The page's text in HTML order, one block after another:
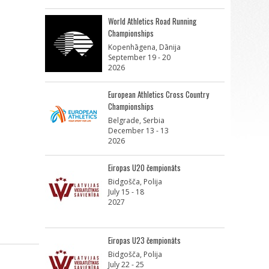
World Athletics Road Running
Championships
Kopenhāgena, Dānija
September 19 - 20
2026
European Athletics Cross Country
Championships
Belgrade, Serbia
December 13 - 13
2026
Eiropas U20 čempionāts
Bidgošča, Polija
July 15 - 18
2027
Eiropas U23 čempionāts
Bidgošča, Polija
July 22 - 25